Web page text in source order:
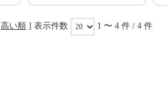
高い順 ] 表示件数 1 〜 4 件 / 4 件